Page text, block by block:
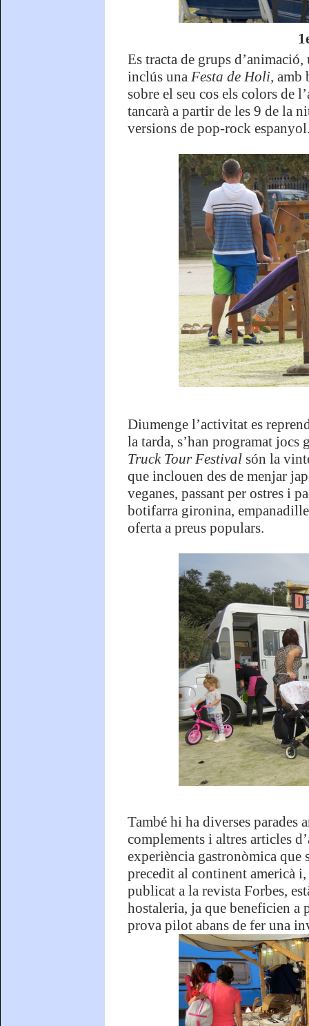
Es tracta de grups
inclús una Festa de Holi, amb
sobre el seu cos els colors de
tancarà a partir de les 9 de la
versions de pop-rock
Diumenge l’activitat es
la tarda, s’han programat
Truck Tour Festival són la
que inclouen des de menjar
veganes, passant per ostres i
botifarra gironina,
oferta a preus populars.
També hi ha diverses parades
complements i altres articles
experiència gastronòmica que
precedit al continent americà
publicat a la revista Forbes,
hostaleria, ja que beneficien a
prova pilot abans de fer una